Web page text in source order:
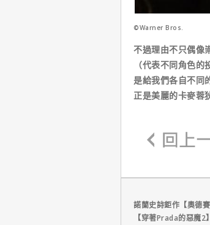
©Warner Bros.
不過理由不只偶像
（代表不同角色
是給我們各自不同
正是美麗的卡麥蓉
諾蘭史詩鉅作【奧德
【穿著Prada的惡魔